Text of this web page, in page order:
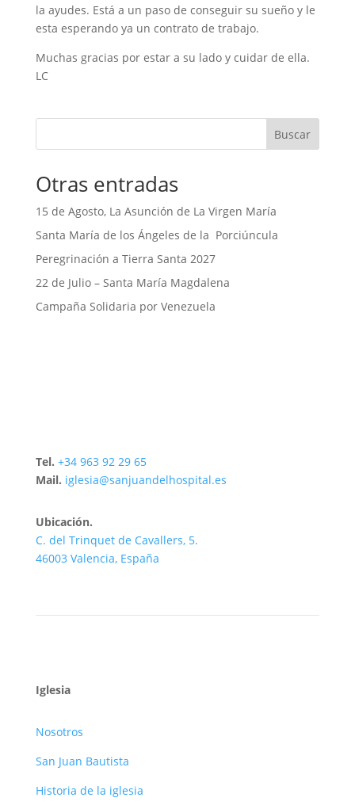
la ayudes. Está a un paso de conseguir su sueño y le
esta esperando ya un contrato de trabajo.
Muchas gracias por estar a su lado y cuidar de ella.
LC
Buscar
Otras entradas
15 de Agosto, La Asunción de La Virgen María
Santa María de los Ángeles de la Porciúncula
Peregrinación a Tierra Santa 2027
22 de Julio – Santa María Magdalena
Campaña Solidaria por Venezuela
Tel. +34 963 92 29 65
Mail. iglesia@sanjuandelhospital.es
Ubicación.
C. del Trinquet de Cavallers, 5.
46003 Valencia, España
Iglesia
Nosotros
San Juan Bautista
Historia de la iglesia